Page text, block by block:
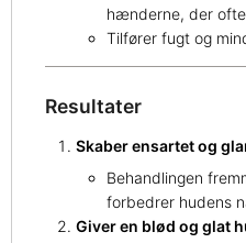
hænderne, der
Tilfører fugt og
Resultater
Skaber ensartet og
Behandlingen
forbedrer hudens
Giver en blød og glat